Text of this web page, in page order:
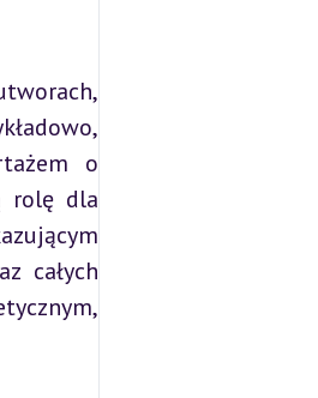
o
rolę dla
całych